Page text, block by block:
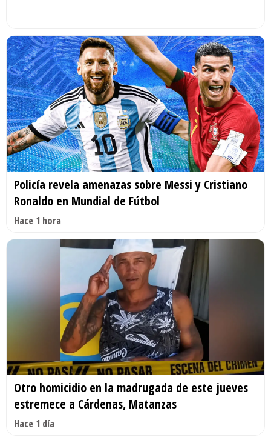
Policía revela amenazas sobre Messi y Cristiano
Ronaldo en Mundial de Fútbol
Hace 1 hora
Otro homicidio en la madrugada de este jueves
estremece a Cárdenas, Matanzas
Hace 1 día